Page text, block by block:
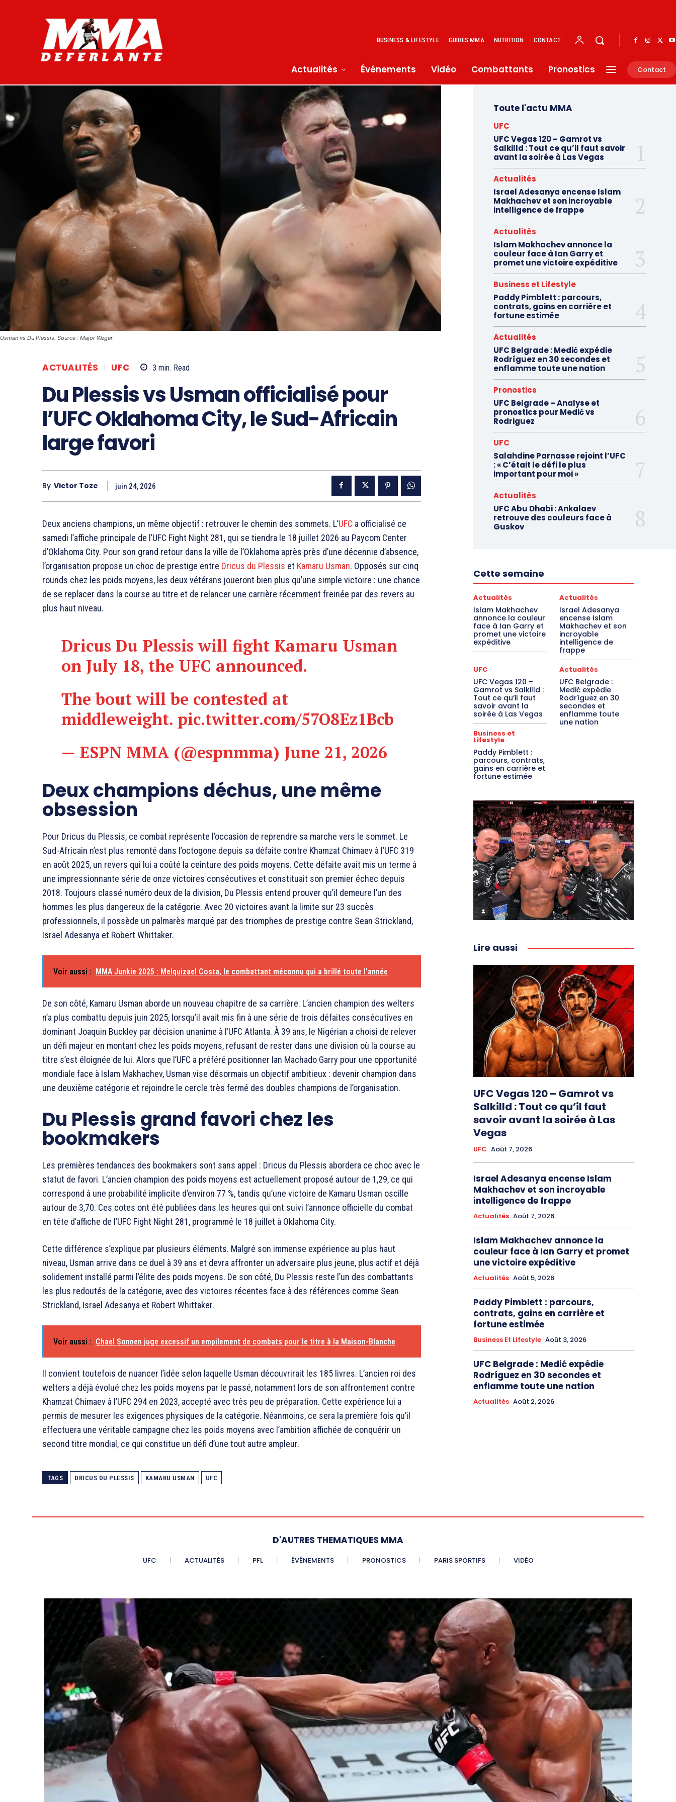
BUSINESS & LIFESTYLE GUIDES MMA NUTRITION CONTACT
Actualités Événements Vidéo Combattants Pronostics Contact
Usman vs Du Plessis. Source : Major Weger
ACTUALITÉS UFC 3 min. Read
Du Plessis vs Usman officialisé pour
l’UFC Oklahoma City, le Sud-Africain
large favori
By Victor Toze juin 24, 2026
Deux anciens champions, un même objectif : retrouver le chemin des sommets. L’UFC a officialisé ce
samedi l’affiche principale de l’UFC Fight Night 281, qui se tiendra le 18 juillet 2026 au Paycom Center
d’Oklahoma City. Pour son grand retour dans la ville de l’Oklahoma après près d’une décennie d’absence,
l’organisation propose un choc de prestige entre Dricus du Plessis et Kamaru Usman. Opposés sur cinq
rounds chez les poids moyens, les deux vétérans joueront bien plus qu’une simple victoire : une chance
de se replacer dans la course au titre et de relancer une carrière récemment freinée par des revers au
plus haut niveau.
Dricus Du Plessis will fight Kamaru Usman
on July 18, the UFC announced.
The bout will be contested at
middleweight. pic.twitter.com/57O8Ez1Bcb
— ESPN MMA (@espnmma) June 21, 2026
Deux champions déchus, une même
obsession
Pour Dricus du Plessis, ce combat représente l’occasion de reprendre sa marche vers le sommet. Le
Sud-Africain n’est plus remonté dans l’octogone depuis sa défaite contre Khamzat Chimaev à l’UFC 319
en août 2025, un revers qui lui a coûté la ceinture des poids moyens. Cette défaite avait mis un terme à
une impressionnante série de onze victoires consécutives et constituait son premier échec depuis
2018. Toujours classé numéro deux de la division, Du Plessis entend prouver qu’il demeure l’un des
hommes les plus dangereux de la catégorie. Avec 20 victoires avant la limite sur 23 succès
professionnels, il possède un palmarès marqué par des triomphes de prestige contre Sean Strickland,
Israel Adesanya et Robert Whittaker.
Voir aussi : MMA Junkie 2025 : Melquizael Costa, le combattant méconnu qui a brillé toute l'année
De son côté, Kamaru Usman aborde un nouveau chapitre de sa carrière. L’ancien champion des welters
n’a plus combattu depuis juin 2025, lorsqu’il avait mis fin à une série de trois défaites consécutives en
dominant Joaquin Buckley par décision unanime à l’UFC Atlanta. À 39 ans, le Nigérian a choisi de relever
un défi majeur en montant chez les poids moyens, refusant de rester dans une division où la course au
titre s’est éloignée de lui. Alors que l’UFC a préféré positionner Ian Machado Garry pour une opportunité
mondiale face à Islam Makhachev, Usman vise désormais un objectif ambitieux : devenir champion dans
une deuxième catégorie et rejoindre le cercle très fermé des doubles champions de l’organisation.
Du Plessis grand favori chez les
bookmakers
Les premières tendances des bookmakers sont sans appel : Dricus du Plessis abordera ce choc avec le
statut de favori. L’ancien champion des poids moyens est actuellement proposé autour de 1,29, ce qui
correspond à une probabilité implicite d’environ 77 %, tandis qu’une victoire de Kamaru Usman oscille
autour de 3,70. Ces cotes ont été publiées dans les heures qui ont suivi l’annonce officielle du combat
en tête d’affiche de l’UFC Fight Night 281, programmé le 18 juillet à Oklahoma City.
Cette différence s’explique par plusieurs éléments. Malgré son immense expérience au plus haut
niveau, Usman arrive dans ce duel à 39 ans et devra affronter un adversaire plus jeune, plus actif et déjà
solidement installé parmi l’élite des poids moyens. De son côté, Du Plessis reste l’un des combattants
les plus redoutés de la catégorie, avec des victoires récentes face à des références comme Sean
Strickland, Israel Adesanya et Robert Whittaker.
Voir aussi : Chael Sonnen juge excessif un empilement de combats pour le titre à la Maison-Blanche
Il convient toutefois de nuancer l’idée selon laquelle Usman découvrirait les 185 livres. L’ancien roi des
welters a déjà évolué chez les poids moyens par le passé, notamment lors de son affrontement contre
Khamzat Chimaev à l’UFC 294 en 2023, accepté avec très peu de préparation. Cette expérience lui a
permis de mesurer les exigences physiques de la catégorie. Néanmoins, ce sera la première fois qu’il
effectuera une véritable campagne chez les poids moyens avec l’ambition affichée de conquérir un
second titre mondial, ce qui constitue un défi d’une tout autre ampleur.
TAGS DRICUS DU PLESSIS KAMARU USMAN UFC
Toute l'actu MMA
UFC
UFC Vegas 120 – Gamrot vs
Salkilld : Tout ce qu’il faut savoir
avant la soirée à Las Vegas
Actualités
Israel Adesanya encense Islam
Makhachev et son incroyable
intelligence de frappe
Actualités
Islam Makhachev annonce la
couleur face à Ian Garry et
promet une victoire expéditive
Business et Lifestyle
Paddy Pimblett : parcours,
contrats, gains en carrière et
fortune estimée
Actualités
UFC Belgrade : Medić expédie
Rodríguez en 30 secondes et
enflamme toute une nation
Pronostics
UFC Belgrade – Analyse et
pronostics pour Medić vs
Rodriguez
UFC
Salahdine Parnasse rejoint l’UFC
: « C’était le défi le plus
important pour moi »
Actualités
UFC Abu Dhabi : Ankalaev
retrouve des couleurs face à
Guskov
Cette semaine
Actualités
Islam Makhachev
annonce la couleur
face à Ian Garry et
promet une victoire
expéditive
Actualités
Israel Adesanya
encense Islam
Makhachev et son
incroyable
intelligence de
frappe
UFC
UFC Vegas 120 –
Gamrot vs Salkilld :
Tout ce qu’il faut
savoir avant la
soirée à Las Vegas
Actualités
UFC Belgrade :
Medić expédie
Rodríguez en 30
secondes et
enflamme toute
une nation
Business et
Lifestyle
Paddy Pimblett :
parcours, contrats,
gains en carrière et
fortune estimée
Lire aussi
UFC Vegas 120 – Gamrot vs
Salkilld : Tout ce qu’il faut
savoir avant la soirée à Las
Vegas
UFC Août 7, 2026
Israel Adesanya encense Islam
Makhachev et son incroyable
intelligence de frappe
Actualités Août 7, 2026
Islam Makhachev annonce la
couleur face à Ian Garry et promet
une victoire expéditive
Actualités Août 5, 2026
Paddy Pimblett : parcours,
contrats, gains en carrière et
fortune estimée
Business Et Lifestyle Août 3, 2026
UFC Belgrade : Medić expédie
Rodríguez en 30 secondes et
enflamme toute une nation
Actualités Août 2, 2026
D'AUTRES THEMATIQUES MMA
UFC ACTUALITÉS PFL ÉVÉNEMENTS PRONOSTICS PARIS SPORTIFS VIDÉO